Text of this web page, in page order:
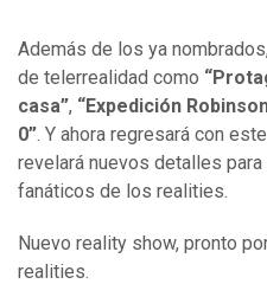
Además de los ya
de telerrealidad como
casa”, “Expedición
0” . Y ahora regresará con
revelará nuevos detalles
fanáticos de los realities.
Nuevo reality show, pronto
realities.